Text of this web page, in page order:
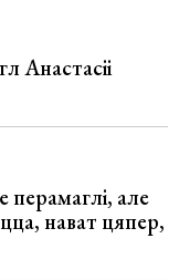
Анастасіі
але
нават цяпер,